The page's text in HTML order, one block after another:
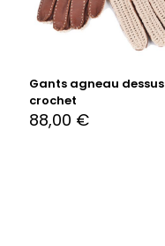
Gants agneau dessus
crochet
88,00 €